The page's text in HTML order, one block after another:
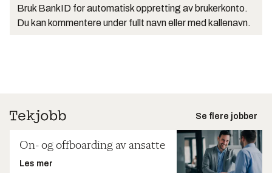
Bruk BankID for automatisk oppretting av brukerkonto.
Du kan kommentere under fullt navn eller med kallenavn.
Se flere jobber
On- og offboarding av ansatte
Les mer